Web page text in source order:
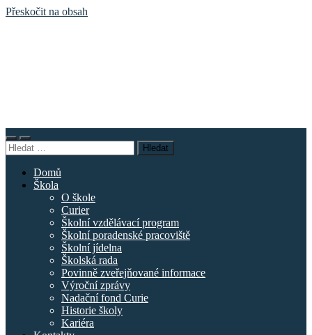
Přeskočit na obsah
Přepnout
mobilní
Přepnout
vyhledávací
Vyhledávání
Domů
Škola
O škole
Curier
Školní vzdělávací program
Školní poradenské pracoviště
Školní jídelna
Školská rada
Povinně zveřejňované informace
Výroční zprávy
Nadační fond Curie
Historie školy
Kariéra